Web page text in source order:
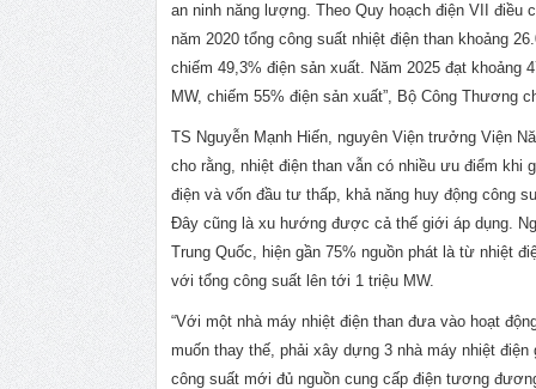
an ninh năng lượng. Theo Quy hoạch điện VII điều
năm 2020 tổng công suất nhiệt điện than khoảng
chiếm 49,3% điện sản xuất. Năm 2025 đạt khoảng
MW, chiếm 55% điện sản xuất”, Bộ Công Thương
TS Nguyễn Mạnh Hiến, nguyên Viện trưởng Viện
cho rằng, nhiệt điện than vẫn có nhiều ưu điểm khi
điện và vốn đầu tư thấp, khả năng huy động công
Đây cũng là xu hướng được cả thế giới áp dụng.
Trung Quốc, hiện gần 75% nguồn phát là từ nhiệt
với tổng công suất lên tới 1 triệu MW.
“Với một nhà máy nhiệt điện than đưa vào hoạt
muốn thay thế, phải xây dựng 3 nhà máy nhiệt điện
công suất mới đủ nguồn cung cấp điện tương